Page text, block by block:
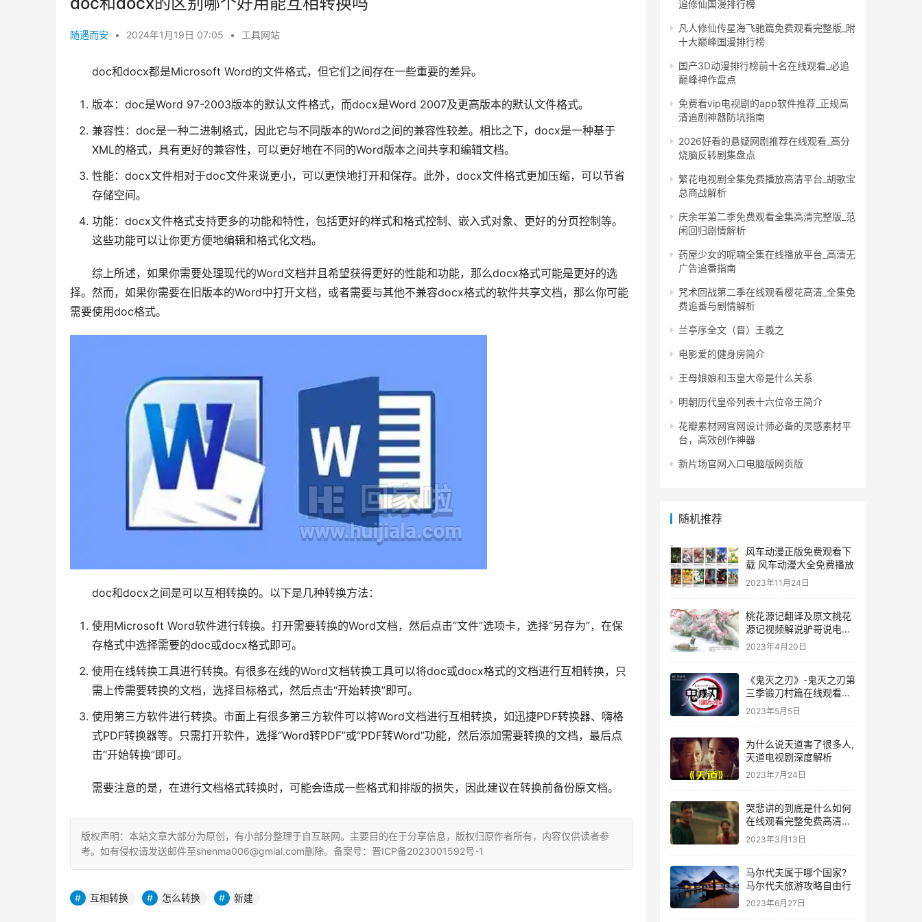
随遇而安 • 2024年1月19日 07:05 • 工具网站
doc和docx都是Microsoft Word的文件格式，但它们之间存在一些重要的差异。
版本：doc是Word 97-2003版本的默认文件格式，而docx是Word 2007及更高版本的默认文件格式。
兼容性：doc是一种二进制格式，因此它与不同版本的Word之间的兼容性较差。相比之下，docx是一种基于
XML的格式，具有更好的兼容性，可以更好地在不同的Word版本之间共享和编辑文档。
性能：docx文件相对于doc文件来说更小，可以更快地打开和保存。此外，docx文件格式更加压缩，可以节省
存储空间。
功能：docx文件格式支持更多的功能和特性，包括更好的样式和格式控制、嵌入式对象、更好的分页控制等。
这些功能可以让你更方便地编辑和格式化文档。
综上所述，如果你需要处理现代的Word文档并且希望获得更好的性能和功能，那么docx格式可能是更好的选
择。然而，如果你需要在旧版本的Word中打开文档，或者需要与其他不兼容docx格式的软件共享文档，那么你可能
需要使用doc格式。
doc和docx之间是可以互相转换的。以下是几种转换方法：
使用Microsoft Word软件进行转换。打开需要转换的Word文档，然后点击“文件”选项卡，选择“另存为”，在保
存格式中选择需要的doc或docx格式即可。
使用在线转换工具进行转换。有很多在线的Word文档转换工具可以将doc或docx格式的文档进行互相转换，只
需上传需要转换的文档，选择目标格式，然后点击“开始转换”即可。
使用第三方软件进行转换。市面上有很多第三方软件可以将Word文档进行互相转换，如迅捷PDF转换器、嗨格
式PDF转换器等。只需打开软件，选择“Word转PDF”或“PDF转Word”功能，然后添加需要转换的文档，最后点
击“开始转换”即可。
需要注意的是，在进行文档格式转换时，可能会造成一些格式和排版的损失，因此建议在转换前备份原文档。
版权声明：本站文章大部分为原创，有小部分整理于自互联网。主要目的在于分享信息，版权归原作者所有，内容仅供读者参
考。如有侵权请发送邮件至shenma006@gmial.com删除。备案号：晋ICP备2023001592号-1
互相转换 怎么转换 新建
追修仙国漫排行榜
凡人修仙传星海飞驰篇免费观看完整版_附
十大巅峰国漫排行榜
国产3D动漫排行榜前十名在线观看_必追
巅峰神作盘点
免费看vip电视剧的app软件推荐_正规高
清追剧神器防坑指南
2026好看的悬疑网剧推荐在线观看_高分
烧脑反转剧集盘点
繁花电视剧全集免费播放高清平台_胡歌宝
总商战解析
庆余年第二季免费观看全集高清完整版_范
闲回归剧情解析
药屋少女的呢喃全集在线播放平台_高清无
广告追番指南
咒术回战第二季在线观看樱花高清_全集免
费追番与剧情解析
兰亭序全文（晋）王羲之
电影爱的健身房简介
王母娘娘和玉皇大帝是什么关系
明朝历代皇帝列表十六位帝王简介
花瓣素材网官网设计师必备的灵感素材平
台，高效创作神器
新片场官网入口电脑版网页版
随机推荐
风车动漫正版免费观看下
载 风车动漫大全免费播放
2023年11月24日
桃花源记翻译及原文桃花
源记视频解说驴哥说电影-
动画短片《桃花源记》
2023年4月20日
《鬼灭之刃》-鬼灭之刃第
三季锻刀村篇在线观看高
清全集完整版
2023年5月5日
为什么说天道害了很多人,
天道电视剧深度解析
2023年7月24日
哭悲讲的到底是什么如何
在线观看完整免费高清原
声
2023年3月13日
马尔代夫属于哪个国家?
马尔代夫旅游攻略自由行
2023年6月27日